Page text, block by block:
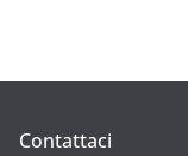
Contattaci